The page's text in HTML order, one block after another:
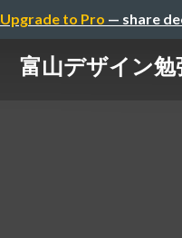
Upgrade to Pro — share
富山デザイン